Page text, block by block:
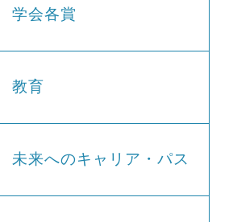
学会各賞
教育
未来へのキャリア・パス